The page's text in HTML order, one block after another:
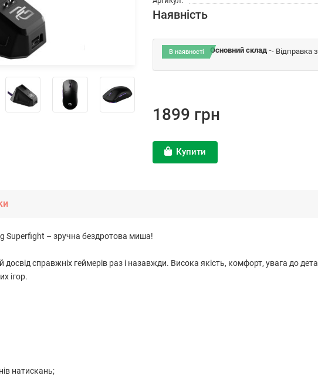
Наявність
Основний склад -
В наявності - Відправка
1899 грн
Купити
Superfight – зручна бездротова миша!
досвід справжніх геймерів раз і назавжди. Висока якість, комфорт, увага до
ігор.
натискань;